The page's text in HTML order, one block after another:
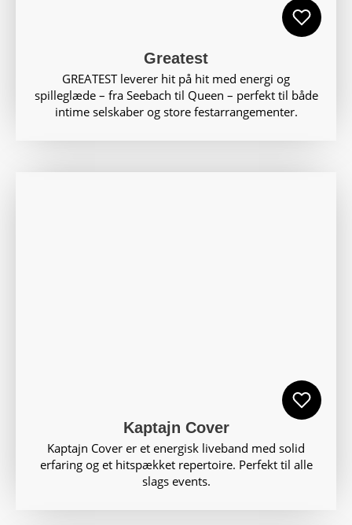
Greatest
GREATEST leverer hit på hit med energi og
spilleglæde – fra Seebach til Queen – perfekt til både
intime selskaber og store festarrangementer.
Kaptajn Cover
Kaptajn Cover er et energisk liveband med solid
erfaring og et hitspækket repertoire. Perfekt til alle
slags events.